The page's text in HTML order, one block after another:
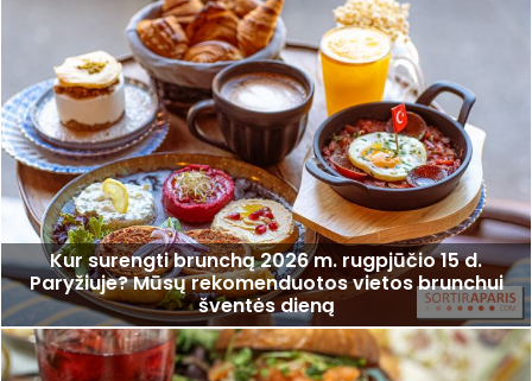
Kur surengti brunchą 2026 m. rugpjūčio 15 d.
Paryžiuje? Mūsų rekomenduotos vietos brunchui
šventės dieną